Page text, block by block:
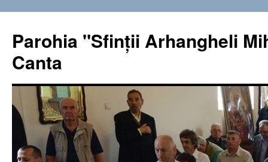
conținut
Parohia "Sfinţii Arhangheli
Canta